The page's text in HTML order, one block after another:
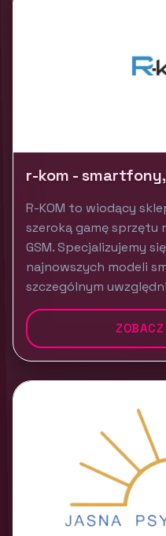
r-kom -
R-KOM to wiodący
szeroką gamę sprzętu
GSM. Specjalizujemy
najnowszych modeli
szczególnym